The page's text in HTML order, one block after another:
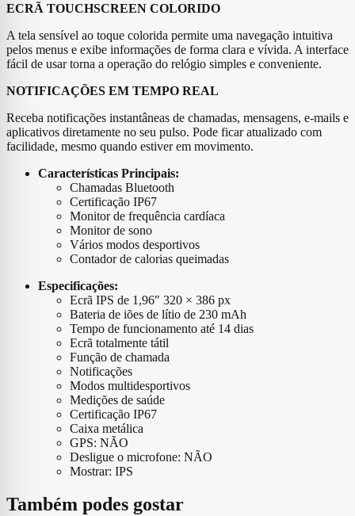
ECRÃ TOUCHSCREEN COLORIDO
A tela sensível ao toque colorida permite uma navegação intuitiva
pelos menus e exibe informações de forma clara e vívida. A interface
fácil de usar torna a operação do relógio simples e conveniente.
NOTIFICAÇÕES EM TEMPO REAL
Receba notificações instantâneas de chamadas, mensagens, e-mails e
aplicativos diretamente no seu pulso. Pode ficar atualizado com
facilidade, mesmo quando estiver em movimento.
Características Principais:
Chamadas Bluetooth
Certificação IP67
Monitor de frequência cardíaca
Monitor de sono
Vários modos desportivos
Contador de calorias queimadas
Especificações:
Ecrã IPS de 1,96″ 320 × 386 px
Bateria de iões de lítio de 230 mAh
Tempo de funcionamento até 14 dias
Ecrã totalmente tátil
Função de chamada
Notificações
Modos multidesportivos
Medições de saúde
Certificação IP67
Caixa metálica
GPS: NÃO
Desligue o microfone: NÃO
Mostrar: IPS
Também podes gostar